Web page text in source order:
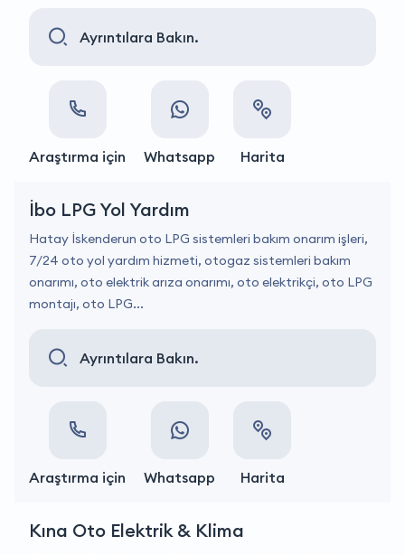
Ayrıntılara Bakın.
Araştırma için Whatsapp Harita
İbo LPG Yol Yardım
Hatay İskenderun oto LPG sistemleri bakım onarım işleri,
7/24 oto yol yardım hizmeti, otogaz sistemleri bakım
onarımı, oto elektrik arıza onarımı, oto elektrikçi, oto LPG
montajı, oto LPG...
Ayrıntılara Bakın.
Araştırma için Whatsapp Harita
Kına Oto Elektrik & Klima